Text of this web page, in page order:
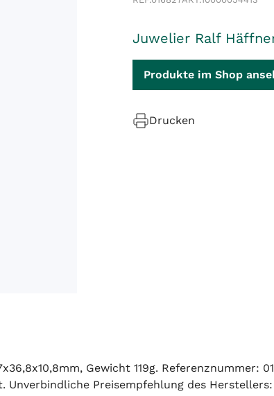
Juwelier Ralf
Produkte im Shop
Drucken
Gewicht 119g. Referenznummer:
Unverbindliche Preisempfehlung des